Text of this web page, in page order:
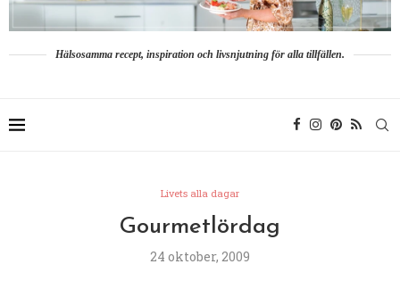
Hälsosamma recept, inspiration och livsnjutning för alla tillfällen.
Livets alla dagar
Gourmetlördag
24 oktober, 2009